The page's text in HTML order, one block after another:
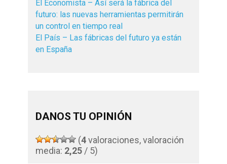
El Economista – Así será la fábrica del
futuro: las nuevas herramientas permitirán
un control en tiempo real
El País – Las fábricas del futuro ya están
en España
DANOS TU OPINIÓN
(4valoraciones, valoración
media: 2,25 / 5)